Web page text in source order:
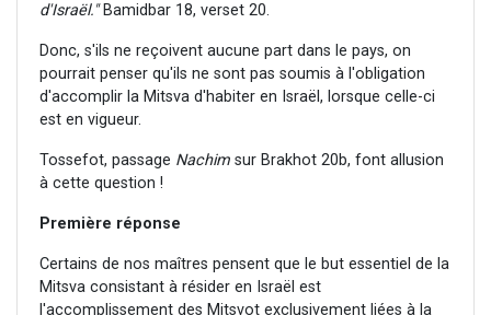
d'Israël."Bamidbar 18, verset 20.
Donc, s'ils ne reçoivent aucune part dans le pays, on
pourrait penser qu'ils ne sont pas soumis à l'obligation
d'accomplir la Mitsva d'habiter en Israël, lorsque celle-ci
est en vigueur.
Tossefot, passage Nachim sur Brakhot 20b, font allusion
à cette question !
Première réponse
Certains de nos maîtres pensent que le but essentiel de la
Mitsva consistant à résider en Israël est
l'accomplissement des Mitsvot exclusivement liées à la